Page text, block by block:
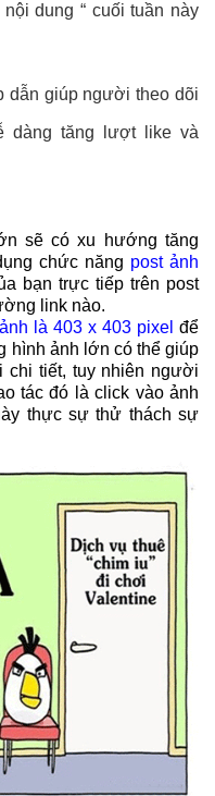
dung “ cuối tuần này
dẫn giúp người theo dõi
dàng tăng lượt like và
sẽ có xu hướng tăng
chức năng post ảnh
bạn trực tiếp trên post
link nào.
là 403 x 403 pixel để
hình ảnh lớn có thể giúp
chi tiết, tuy nhiên người
tác đó làclick vào ảnh
thực sự thử thách sự